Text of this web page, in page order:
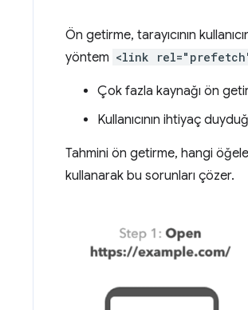
Ön getirme, tarayıcının
yöntem <link
Çok fazla kaynağı ön
Kullanıcının ihtiyaç
Tahmini ön getirme, hangi
kullanarak bu sorunları çözer.